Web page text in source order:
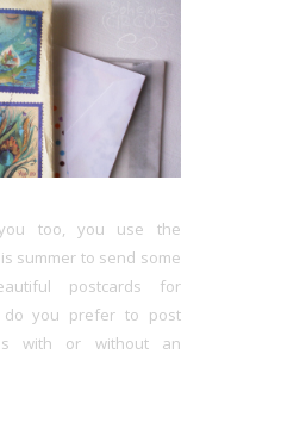
too, you use the
summer to send some
postcards for
do you prefer to post
with or without an